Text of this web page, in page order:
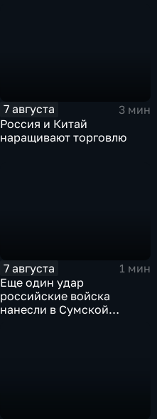
7 августа
3 мин
Россия и Китай
наращивают торговлю
7 августа
1 мин
Еще один удар
российские войска
нанесли в Сумской